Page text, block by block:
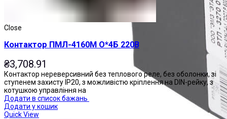
Close
Контактор ПМЛ-4160М О*4Б 220В
₴3,708.91
Контактор нереверсивний без теплового реле, без оболонки, зі
ступенем захисту IP20, з можливістю кріплення на DIN-рейку, з
котушкою управління на
Додати в список бажань
Додати у кошик
Quick View